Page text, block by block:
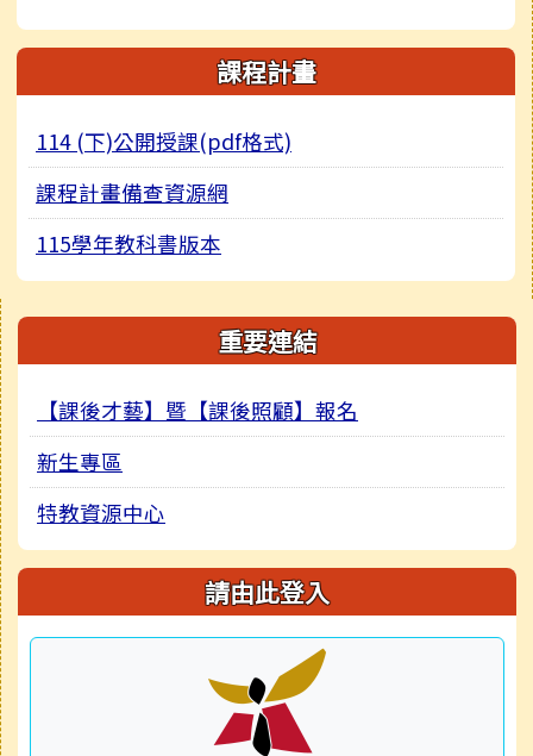
課程計畫
114 (下)公開授課(pdf格式)
課程計畫備查資源網
115學年教科書版本
右邊區域內容 重要連結
【課後才藝】暨【課後照顧】報名
新生專區
特教資源中心
請由此登入